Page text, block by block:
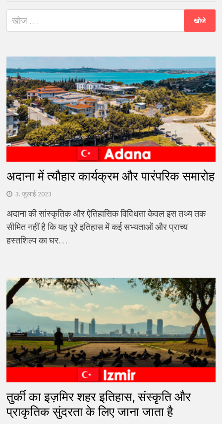
निम्न
को
अदाना में त्यौहार कार्यक्रम और पारंपरिक समारोह
3. जुलाई 2023
अदाना की सांस्कृतिक और ऐतिहासिक विविधता केवल इस तथ्य तक
सीमित नहीं है कि यह पूरे इतिहास में कई सभ्यताओं और प्राच्य
हस्तशिल्प का घर…
तुर्की का इज़मिर शहर इतिहास, संस्कृति और
प्राकृतिक सुंदरता के लिए जाना जाता है